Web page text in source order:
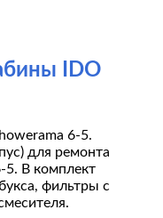
IDO
6-5.
для ремонта
5. В комплект
фильтры с